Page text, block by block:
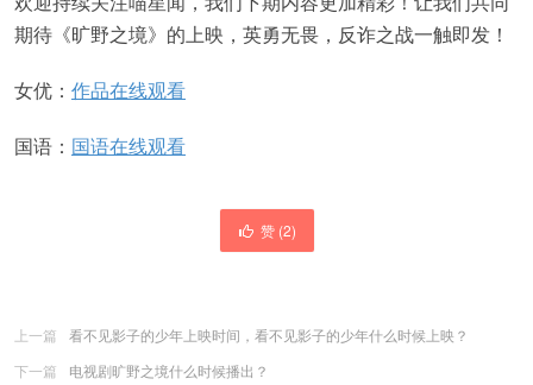
期待《旷野之境》的上映，英勇无畏，反诈之战一触即发！
女优： 作品在线观看
国语： 国语在线观看
赞 (2)
上一篇
看不见影子的少年上映时间，看不见影子的少年什么时候上映？
下一篇
电视剧旷野之境什么时候播出？